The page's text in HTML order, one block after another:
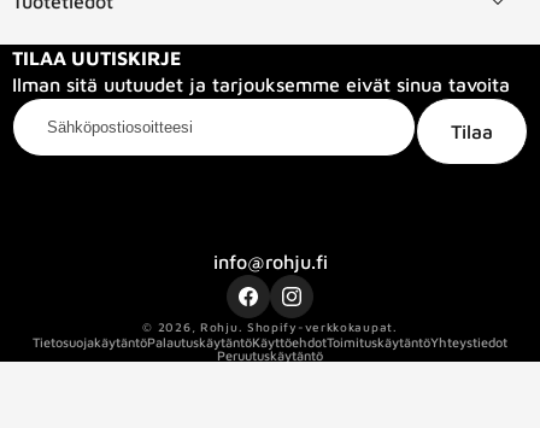
TILAA UUTISKIRJE
Ilman sitä uutuudet ja tarjouksemme eivät sinua tavoita
Sähköpostiosoitteesi
Tilaa
info@rohju.fi
FacebookInstagram
© 2026, Rohju Shopify-verkkokaupat.
TietosuojakäytäntöPalautuskäytäntöKäyttöehdotToimituskäytäntöYhteystiedot
Peruutuskäytäntö